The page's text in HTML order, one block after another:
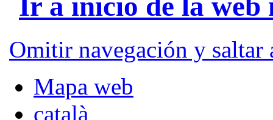
Omitir navegación y
Mapa web
català